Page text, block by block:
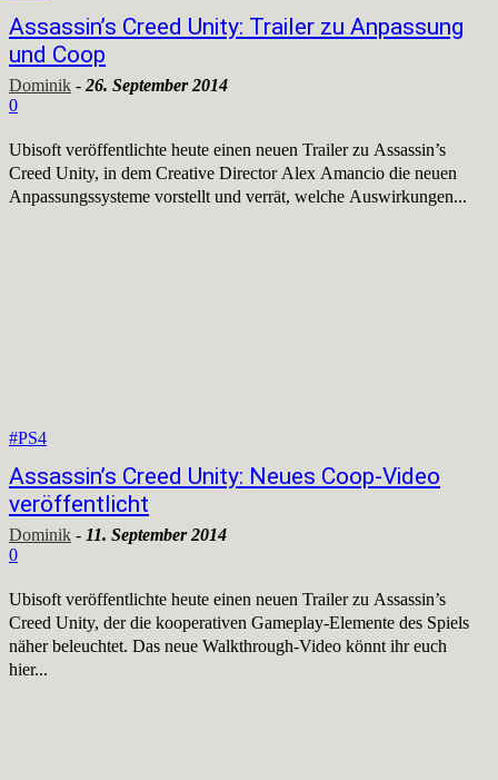
Assassin’s Creed Unity: Trailer zu Anpassung
und Coop
Dominik - 26. September 2014
0
Ubisoft veröffentlichte heute einen neuen Trailer zu Assassin’s
Creed Unity, in dem Creative Director Alex Amancio die neuen
Anpassungssysteme vorstellt und verrät, welche Auswirkungen...
#PS4
Assassin’s Creed Unity: Neues Coop-Video
veröffentlicht
Dominik - 11. September 2014
0
Ubisoft veröffentlichte heute einen neuen Trailer zu Assassin’s
Creed Unity, der die kooperativen Gameplay-Elemente des Spiels
näher beleuchtet. Das neue Walkthrough-Video könnt ihr euch
hier...